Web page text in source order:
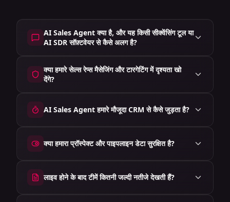
AI Sales Agent क्या है, और यह किसी सीक्वेंसिंग टूल या
AI SDR सॉफ़्टवेयर से कैसे अलग है?
क्या हमारे सेल्स रेप्स मैसेजिंग और टारगेटिंग में दृश्यता खो
देंगे?
AI Sales Agent हमारे मौजूदा CRM से कैसे जुड़ता है?
क्या हमारा प्रॉस्पेक्ट और पाइपलाइन डेटा सुरक्षित है?
लाइव होने के बाद टीमें कितनी जल्दी नतीजे देखती हैं?